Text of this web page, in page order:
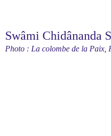
Swâmi Chidânanda
Photo : La colombe de la Paix,